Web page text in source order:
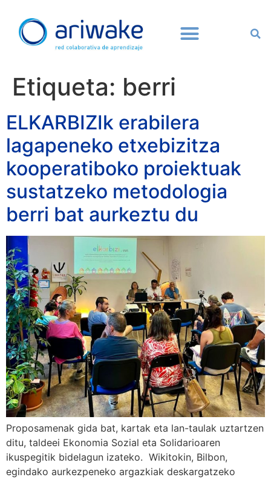
Etiqueta: berri
ELKARBIZIk erabilera
lagapeneko etxebizitza
kooperatiboko proiektuak
sustatzeko metodologia
berri bat aurkeztu du
Proposamenak gida bat, kartak eta lan-taulak uztartzen
ditu, taldeei Ekonomia Sozial eta Solidarioaren
ikuspegitik bidelagun izateko. Wikitokin, Bilbon,
egindako aurkezpeneko argazkiak deskargatzeko